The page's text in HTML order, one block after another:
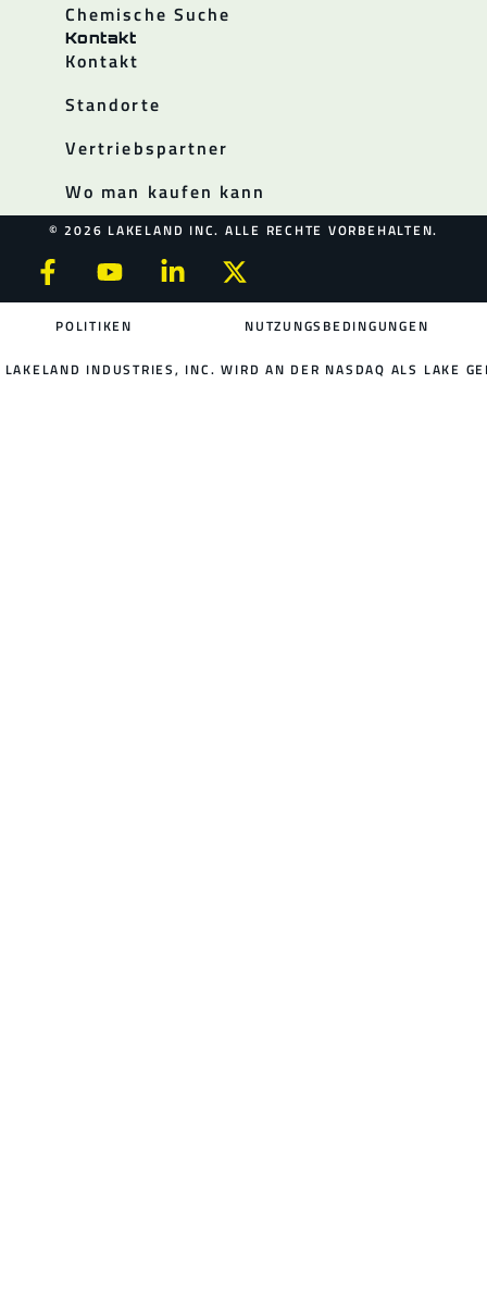
Chemische Suche
Kontakt
Kontakt
Standorte
Vertriebspartner
Wo man kaufen kann
© 2026 LAKELAND INC. ALLE RECHTE VORBEHALTEN.
POLITIKEN NUTZUNGSBEDINGUNGEN
LAKELAND INDUSTRIES, INC. WIRD AN DER NASDAQ ALS LAKE